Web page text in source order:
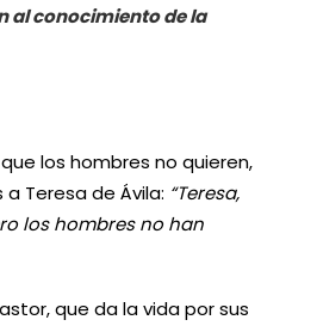
al conocimiento de la
los hombres no quieren,
Teresa de Ávila: “Teresa,
los hombres no han
que da la vida por sus